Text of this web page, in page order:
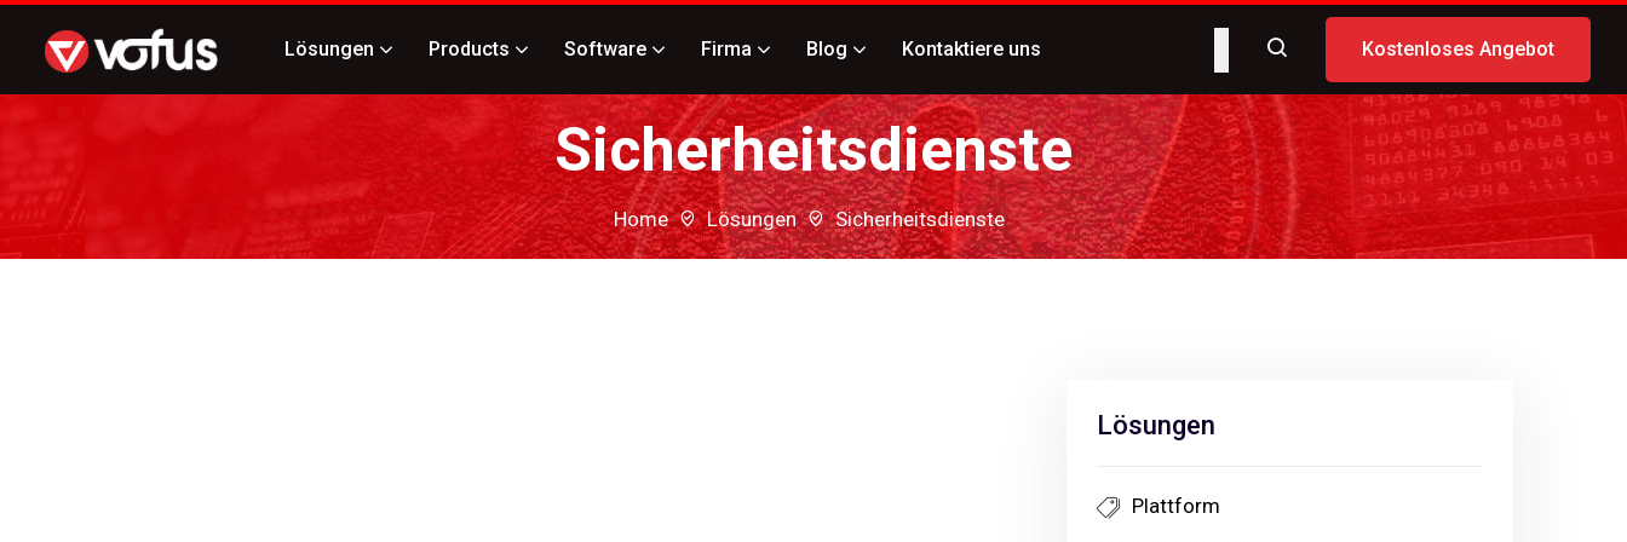
Lösungen Products Software Firma Blog Kontaktiere uns Kostenloses Angebot
Sicherheitsdienste
Home Lösungen Sicherheitsdienste
Lösungen
Plattform